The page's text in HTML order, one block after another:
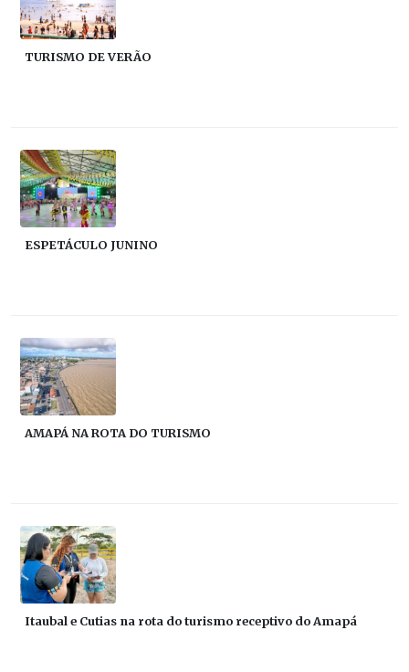
TURISMO DE VERÃO
ESPETÁCULO JUNINO
AMAPÁ NA ROTA DO TURISMO
Itaubal e Cutias na rota do turismo receptivo do Amapá